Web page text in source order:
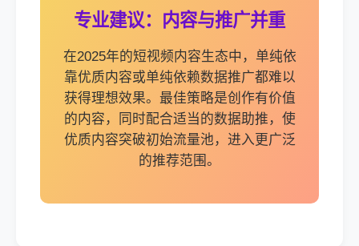
专业建议：内容与推广并重
在2025年的短视频内容生态中，单纯依
靠优质内容或单纯依赖数据推广都难以
获得理想效果。最佳策略是创作有价值
的内容，同时配合适当的数据助推，使
优质内容突破初始流量池，进入更广泛
的推荐范围。